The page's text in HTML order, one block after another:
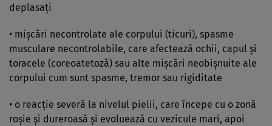
deplasaţi
• mişcări necontrolate ale corpului (ticuri), spasme
musculare necontrolabile, care afectează ochii, capul şi
toracele (coreoatetoză) sau alte mişcări neobişnuite ale
corpului cum sunt spasme, tremor sau rigiditate
• o reacţie severă la nivelul pielii, care începe cu o zonă
roşie şi dureroasă şi evoluează cu vezicule mari, apoi